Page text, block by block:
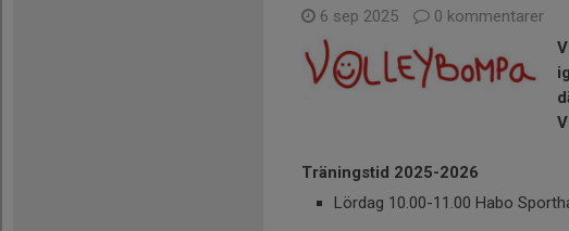
6 sep 2025
0 kommentarer
Träningstid 2025-2026
Lördag 10.00-11.00 Habo